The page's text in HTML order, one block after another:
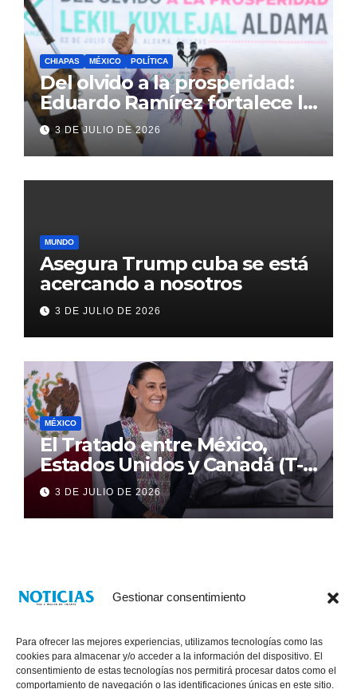
Gestionar consentimiento
Para ofrecer las mejores experiencias, utilizamos tecnologías como las
cookies para almacenar y/o acceder a la información del dispositivo. El
consentimiento de estas tecnologías nos permitirá procesar datos como el
comportamiento de navegación o las identificaciones únicas en este sitio.
CHIAPAS MÉXICO POLÍTICA
Del olvido a la prosperidad:
Eduardo Ramírez fortalece la
transformación de Aldama
con inversión histórica
3 DE JULIO DE 2026
MUNDO
Asegura Trump cuba se está
acercando a nosotros
3 DE JULIO DE 2026
MÉXICO
El Tratado entre México,
Estados Unidos y Canadá (T-
MEC) se mantiene hasta el
2036: Presidenta Claudia
Sheinbaum
3 DE JULIO DE 2026